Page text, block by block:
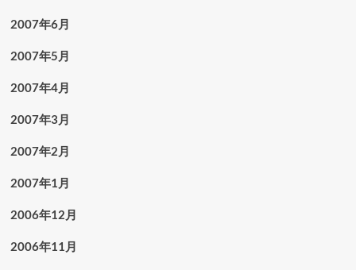
2007年6月
2007年5月
2007年4月
2007年3月
2007年2月
2007年1月
2006年12月
2006年11月